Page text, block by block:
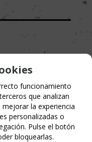
funcionamiento
que analizan
la experiencia
personalizadas o
Pulse el botón
bloquearlas.